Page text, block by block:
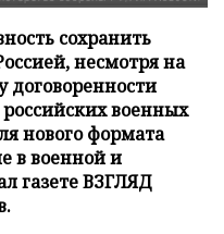
сохранить
несмотря на
договоренности
военных
нового формата
в военной и
газете ВЗГЛЯД